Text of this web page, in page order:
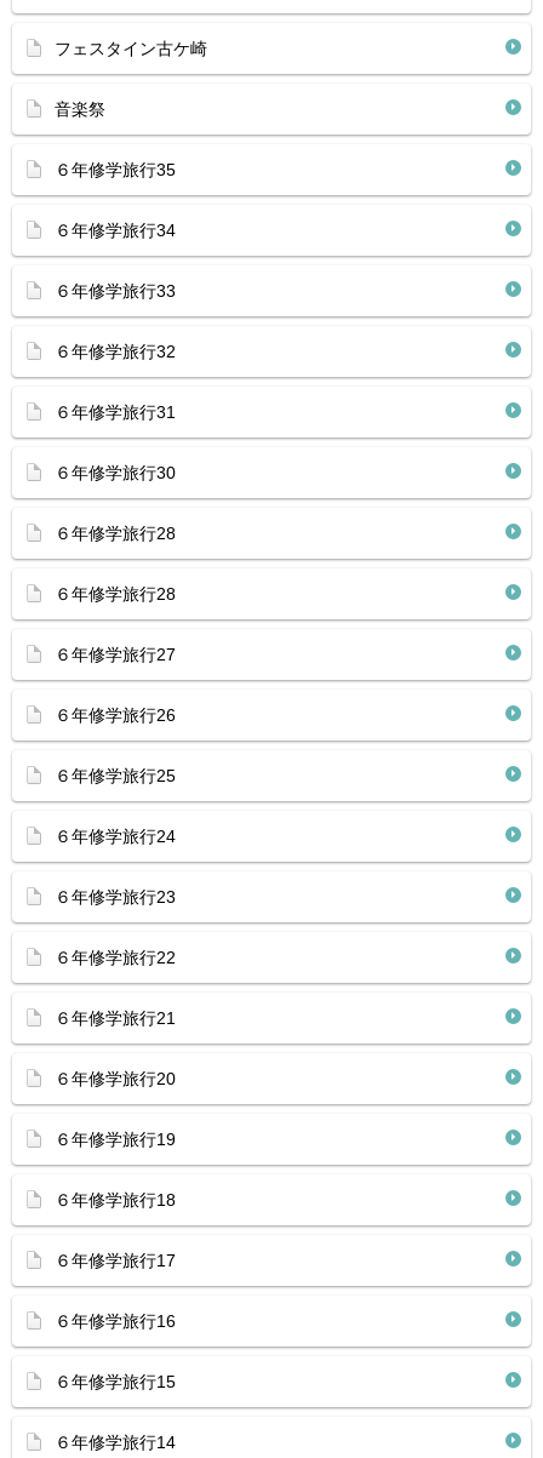
フェスタイン古ケ崎
音楽祭
６年修学旅行35
６年修学旅行34
６年修学旅行33
６年修学旅行32
６年修学旅行31
６年修学旅行30
６年修学旅行28
６年修学旅行28
６年修学旅行27
６年修学旅行26
６年修学旅行25
６年修学旅行24
６年修学旅行23
６年修学旅行22
６年修学旅行21
６年修学旅行20
６年修学旅行19
６年修学旅行18
６年修学旅行17
６年修学旅行16
６年修学旅行15
６年修学旅行14